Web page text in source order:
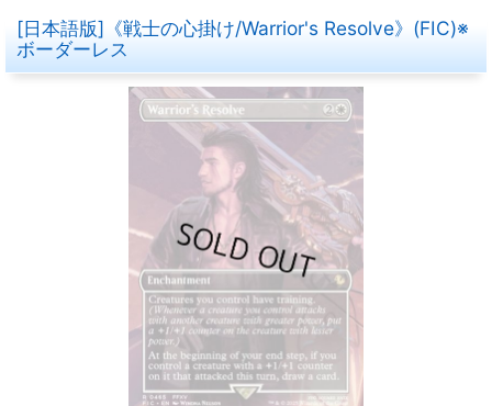
[日本語版]《戦士の心掛け/Warrior's Resolve》(FIC)※
ボーダーレス